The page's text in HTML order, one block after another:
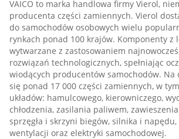
VAICO to marka handlowa firmy Vierol,
producenta części zamiennych. Vierol
do samochodów osobowych wielu
rynkach ponad 100 krajów. Komponenty z
wytwarzane z zastosowaniem
rozwiązań technologicznych, spełniając
wiodących producentów samochodów. Na
się ponad 17 000 części zamiennych, w
układów: hamulcowego, kierowniczego,
chłodzenia, zasilania paliwem,
sprzęgła i skrzyni biegów, silnika i
wentylacji oraz elektryki samochodowej.